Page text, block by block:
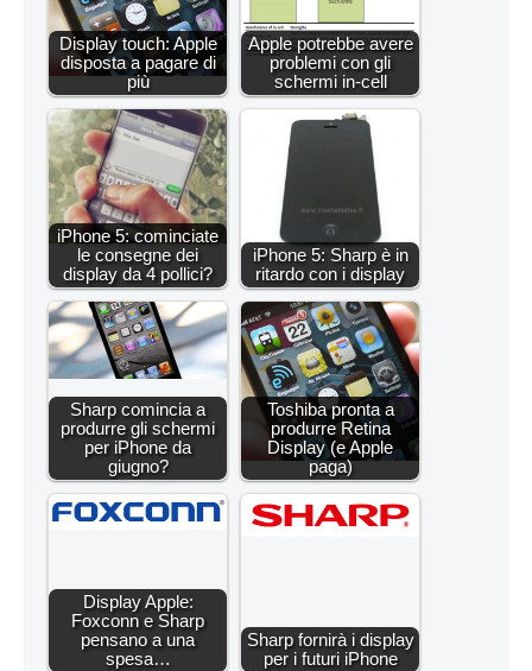
Display touch: Apple
disposta a pagare di
più
Apple potrebbe avere
problemi con gli
schermi in-cell
iPhone 5: cominciate
le consegne dei
display da 4 pollici?
iPhone 5: Sharp è in
ritardo con i display
Sharp comincia a
produrre gli schermi
per iPhone da
giugno?
Toshiba pronta a
produrre Retina
Display (e Apple
paga)
Display Apple:
Foxconn e Sharp
pensano a una
spesa…
Sharp fornirà i display
per i futuri iPhone